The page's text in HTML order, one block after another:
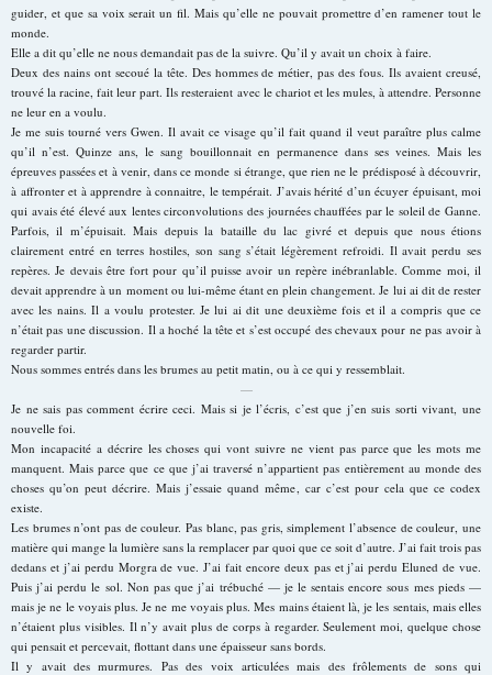
guider, et que sa voix serait un fil. Mais qu’elle ne pouvait promettre d’en ramener tout le
monde.
Elle a dit qu’elle ne nous demandait pas de la suivre. Qu’il y avait un choix à faire.
Deux des nains ont secoué la tête. Des hommes de métier, pas des fous. Ils avaient creusé,
trouvé la racine, fait leur part. Ils resteraient avec le chariot et les mules, à attendre. Personne
ne leur en a voulu.
Je me suis tourné vers Gwen. Il avait ce visage qu’il fait quand il veut paraître plus calme
qu’il n’est. Quinze ans, le sang bouillonnait en permanence dans ses veines. Mais les
épreuves passées et à venir, dans ce monde si étrange, que rien ne le prédisposé à découvrir,
à affronter et à apprendre à connaitre, le tempérait. J’avais hérité d’un écuyer épuisant, moi
qui avais été élevé aux lentes circonvolutions des journées chauffées par le soleil de Ganne.
Parfois, il m’épuisait. Mais depuis la bataille du lac givré et depuis que nous étions
clairement entré en terres hostiles, son sang s’était légèrement refroidi. Il avait perdu ses
repères. Je devais être fort pour qu’il puisse avoir un repère inébranlable. Comme moi, il
devait apprendre à un moment ou lui-même étant en plein changement. Je lui ai dit de rester
avec les nains. Il a voulu protester. Je lui ai dit une deuxième fois et il a compris que ce
n’était pas une discussion. Il a hoché la tête et s’est occupé des chevaux pour ne pas avoir à
regarder partir.
Nous sommes entrés dans les brumes au petit matin, ou à ce qui y ressemblait.
—
Je ne sais pas comment écrire ceci. Mais si je l’écris, c’est que j’en suis sorti vivant, une
nouvelle foi.
Mon incapacité a décrire les choses qui vont suivre ne vient pas parce que les mots me
manquent. Mais parce que ce que j’ai traversé n’appartient pas entièrement au monde des
choses qu’on peut décrire. Mais j’essaie quand même, car c’est pour cela que ce codex
existe.
Les brumes n’ont pas de couleur. Pas blanc, pas gris, simplement l’absence de couleur, une
matière qui mange la lumière sans la remplacer par quoi que ce soit d’autre. J’ai fait trois pas
dedans et j’ai perdu Morgra de vue. J’ai fait encore deux pas et j’ai perdu Eluned de vue.
Puis j’ai perdu le sol. Non pas que j’ai trébuché — je le sentais encore sous mes pieds —
mais je ne le voyais plus. Je ne me voyais plus. Mes mains étaient là, je les sentais, mais elles
n’étaient plus visibles. Il n’y avait plus de corps à regarder. Seulement moi, quelque chose
qui pensait et percevait, flottant dans une épaisseur sans bords.
Il y avait des murmures. Pas des voix articulées mais des frôlements de sons qui